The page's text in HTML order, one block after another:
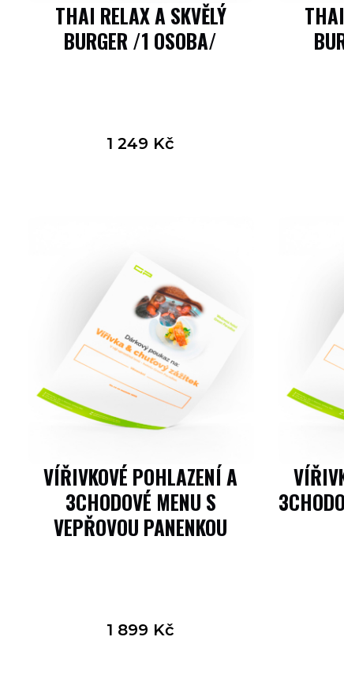
THAI RELAX A SKVĚLÝ
BURGER /1 OSOBA/
1 249 Kč
VÍŘIVKOVÉ POHLAZENÍ A
3CHODOVÉ MENU S
VEPŘOVOU PANENKOU
1 899 Kč